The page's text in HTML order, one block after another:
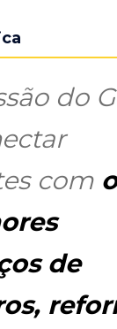
do
com
de